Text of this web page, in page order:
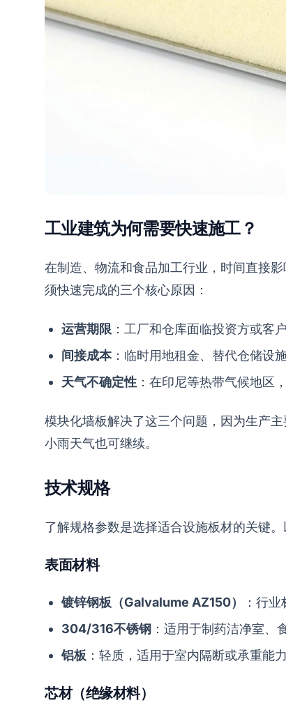
工业建筑为何需要快速施工？
在制造、物流和食品加工行业，时间直接
须快速完成的三个核心原因：
运营期限 ：工厂和仓库面临投资方或客
间接成本：临时用地租金、替代仓储设
天气不确定性 ：在印尼等热带气候地区
模块化墙板解决了这三个问题，因为生产
小雨天气也可继续。
技术规格
了解规格参数是选择适合设施板材的关键
表面材料
镀锌钢板（Galvalume AZ150）
：行
304/316不锈钢 ：适用于制药洁净室、
铝板 ：轻质，适用于室内隔断或承重能
芯材（绝缘材料）